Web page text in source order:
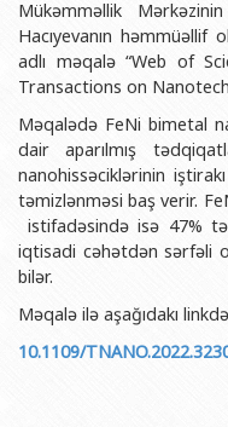
BDU-nun məzunları
Fəxri doktorlarımız
BDU-da təhsil
BDU-da tədris olunan
Universitet tarixinin ən
Mükəmməllik
Hacıyevanın
adlı məqalə “Web of
Transactions on
Məqalədə FeNi bimetal
dair aparılmış
nanohissəciklərinin
təmizlənməsi baş verir.
istifadəsində isə 47%
iqtisadi cəhətdən sərfəli
bilər.
Məqalə ilə aşağıdakı
10.1109/